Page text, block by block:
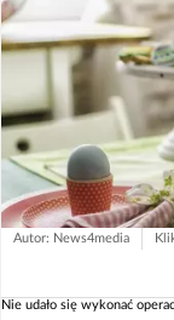
Autor: News4media
Nie udało się wykonać